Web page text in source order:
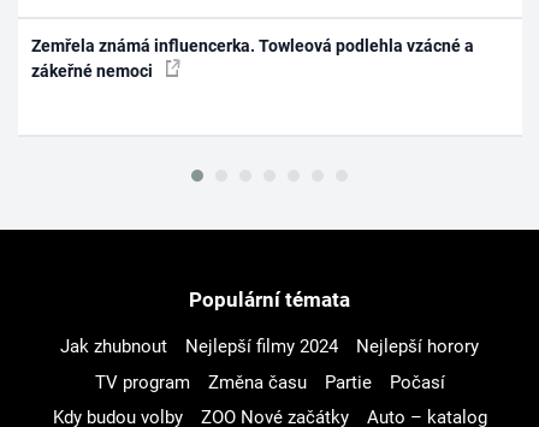
Zemřela známá influencerka. Towleová podlehla vzácné a
zákeřné nemoci
Populární témata
Jak zhubnout Nejlepší filmy 2024
Nejlepší horory
TV program
Změna času Partie
Počasí
Kdy budou volby
ZOO Nové začátky
Auto – katalog